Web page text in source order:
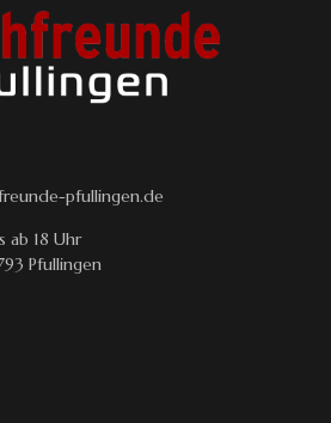
pfullingen.de
ab 18 Uhr
Pfullingen